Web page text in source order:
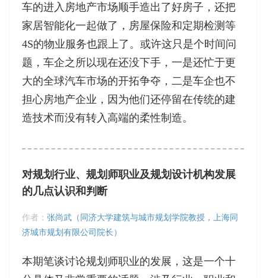
车的进入房地产市场顺手造出了好房子，还把
家居智能化一起做了，房屋保险和定期检测等
4S的物业服务也跟上了。或许这只是个时间问
题，车企之所以现在还没下手，一是还忙于更
大的全球汽车市场的开拓争夺，二是车企也不
担心房地产企业，因为他们还停留在传统的建
造技术而没有转入高端的柔性制造。
对规划行业、规划师职业及规划设计机构发展
的几点认识和判断
作者： 张尚武（同济大学建筑与城市规划学院教授，上海同
济城市规划有限公司院长）
本期笔谈讨论规划师职业的发展，这是一个十